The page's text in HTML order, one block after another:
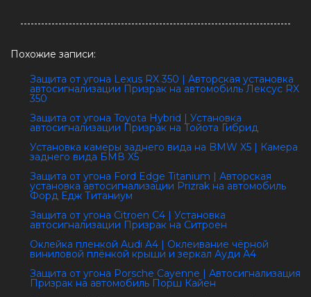
Похожие записи:
Защита от угона Lexus RX 350 | Авторская установка
автосигнализации Призрак на автомобиль Лексус RX
350
Защита от угона Toyota Hybrid | Установка
автосигнализации Призрак на Тойота Гибрид
Установка камеры заднего вида на BMW X5 | Камера
заднего вида БМВ X5
Защита от угона Ford Edge Titanium | Авторская
установка автосигнализации Prizrak на автомобиль
Форд Едж Титаниум
Защита от угона Citroеn C4 | Установка
автосигнализации Призрак на Ситроен
Оклейка пленкой Audi A4 | Оклеивание чёрной
виниловой плёнкой крыши и зеркал Ауди А4
Защита от угона Porsche Cayenne | Автосигнализация
Призрак на автомобиль Порш Кайен